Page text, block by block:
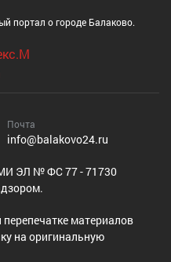
портал о городе Балаково.
Почта
info@balakovo24.ru
ЭЛ № ФС 77 - 71730
материалов
на оригинальную